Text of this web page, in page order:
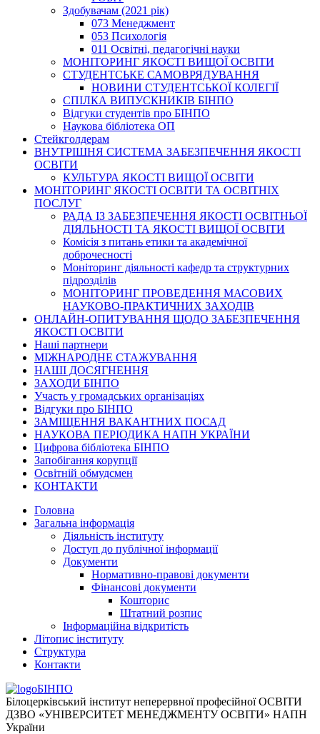
Здобувачам (2021 рік)
073 Менеджмент
053 Психологія
011 Освітні, педагогічні науки
МОНІТОРИНГ ЯКОСТІ ВИЩОЇ ОСВІТИ
СТУДЕНТСЬКЕ САМОВРЯДУВАННЯ
НОВИНИ СТУДЕНТСЬКОЇ КОЛЕГІЇ
СПІЛКА ВИПУСКНИКІВ БІНПО
Відгуки студентів про БІНПО
Наукова бібліотека ОП
Стейкголдерам
ВНУТРІШНЯ СИСТЕМА ЗАБЕЗПЕЧЕННЯ ЯКОСТІ
ОСВІТИ
КУЛЬТУРА ЯКОСТІ ВИЩОЇ ОСВІТИ
МОНІТОРИНГ ЯКОСТІ ОСВІТИ ТА ОСВІТНІХ
ПОСЛУГ
РАДА ІЗ ЗАБЕЗПЕЧЕННЯ ЯКОСТІ ОСВІТНЬОЇ
ДІЯЛЬНОСТІ ТА ЯКОСТІ ВИЩОЇ ОСВІТИ
Комісія з питань етики та академічної
доброчесності
Моніторинг діяльності кафедр та структурних
підрозділів
МОНІТОРИНГ ПРОВЕДЕННЯ МАСОВИХ
НАУКОВО-ПРАКТИЧНИХ ЗАХОДІВ
ОНЛАЙН-ОПИТУВАННЯ ЩОДО ЗАБЕЗПЕЧЕННЯ
ЯКОСТІ ОСВІТИ
Наші партнери
МІЖНАРОДНЕ СТАЖУВАННЯ
НАШІ ДОСЯГНЕННЯ
ЗАХОДИ БІНПО
Участь у громадських організаціях
Відгуки про БІНПО
ЗАМІЩЕННЯ ВАКАНТНИХ ПОСАД
НАУКОВА ПЕРІОДИКА НАПН УКРАЇНИ
Цифрова бібліотека БІНПО
Запобігання корупції
Освітній обмудсмен
КОНТАКТИ
Головна
Загальна інформація
Діяльність інституту
Доступ до публічної інформації
Документи
Нормативно-правові документи
Фінансові документи
Кошторис
Штатний розпис
Інформаційна відкритість
Літопис інституту
Структура
Контакти
БІНПО
Білоцерківський інститут неперервної професійної ОСВІТИ
ДЗВО «УНІВЕРСИТЕТ МЕНЕДЖМЕНТУ ОСВІТИ» НАПН
України